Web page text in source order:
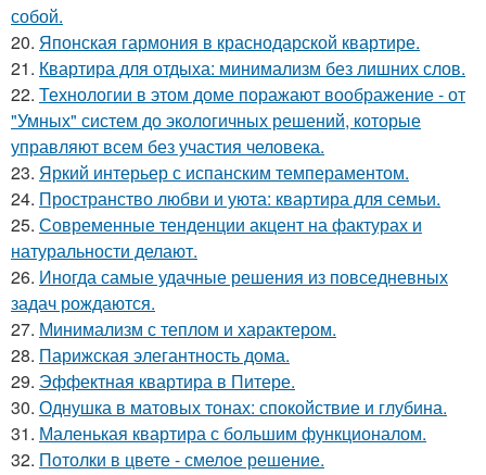
собой.
20. Японская гармония в краснодарской квартире.
21. Квартира для отдыха: минимализм без лишних слов.
22. Технологии в этом доме поражают воображение - от
"Умных" систем до экологичных решений, которые
управляют всем без участия человека.
23. Яркий интерьер с испанским темпераментом.
24. Пространство любви и уюта: квартира для семьи.
25. Современные тенденции акцент на фактурах и
натуральности делают.
26. Иногда самые удачные решения из повседневных
задач рождаются.
27. Минимализм с теплом и характером.
28. Парижская элегантность дома.
29. Эффектная квартира в Питере.
30. Однушка в матовых тонах: спокойствие и глубина.
31. Маленькая квартира с большим функционалом.
32. Потолки в цвете - смелое решение.